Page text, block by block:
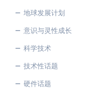
地球发展计划
意识与灵性成长
科学技术
技术性话题
硬件话题